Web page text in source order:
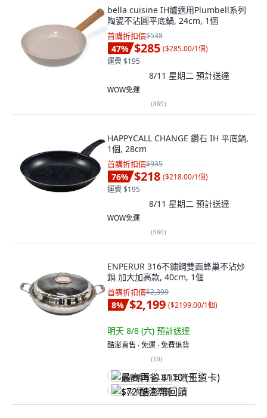
bella cuisine IH爐適用Plumbell系列
陶瓷不沾圓平底鍋, 24cm, 1個
首購折扣價$538
47% $285 ($285.00/1個)
運費 $195
8/11 星期二 預計送達
WOW免運
(889)
HAPPYCALL CHANGE 鑽石 IH 平底鍋,
1個, 28cm
首購折扣價$935
76% $218 ($218.00/1個)
運費 $195
8/11 星期二 預計送達
WOW免運
(660)
ENPERUR 316不鏽鋼雙面蜂巢不沾炒
鍋 加大加高款, 40cm, 1個
首購折扣價$2,399
8% $2,199 ($2199.00/1個)
明天 8/8 (六) 預計送達
酷澎直售 ∙ 免運 ∙ 免費退貨
(10)
最高再省 $110 (王道卡)
$72 酷澎幣回饋